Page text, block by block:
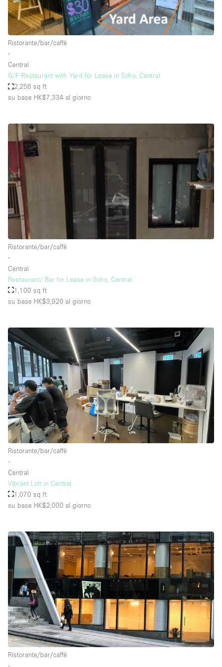
Elettricità
Esposizione di Automobili
Impianto audiovisivo
Industriale
Licenza per Liquori
Livello strada
Raw
Smoking Area
Soundproof
Stile Haussmann
Terrace
Tetto / Terrazza
Vetrina
Vista incredibile
Water Access
Whitebox / Minimal
Piano/Accesso
Seminterrato
Piano terra su strada
Centro commerciale
Terrazza
Di sopra
Altro
Ristorante/bar/caffè
∙
Central
G/F Restaurant with Yard for Lease in Soho, Central
2,256 sq ft
su base HK$7,334 al giorno
Ristorante/bar/caffè
∙
Central
Restaurant/ Bar for Lease in Soho, Central
1,100 sq ft
su base HK$3,920 al giorno
Ristorante/bar/caffè
∙
Central
Vibrant Loft in Central
1,070 sq ft
su base HK$2,000 al giorno
Ristorante/bar/caffè
∙